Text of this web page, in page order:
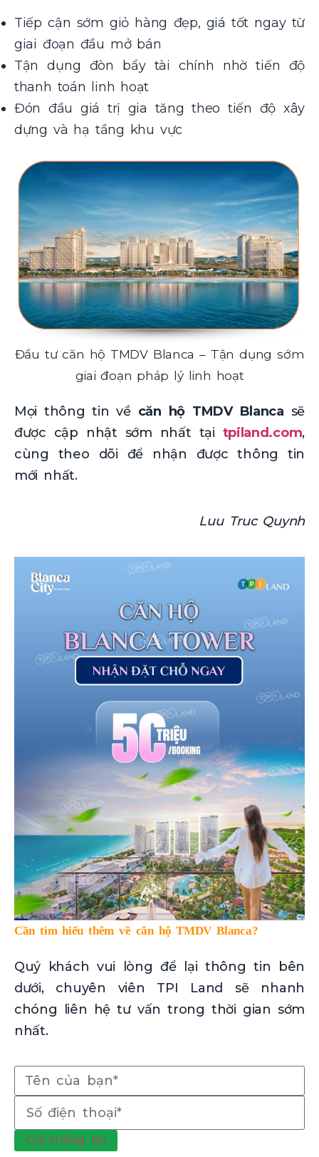
Tiếp cận sớm giỏ hàng đẹp, giá tốt ngay từ
giai đoạn đầu mở bán
Tận dụng đòn bẩy tài chính nhờ tiến độ
thanh toán linh hoạt
Đón đầu giá trị gia tăng theo tiến độ xây
dựng và hạ tầng khu vực
Đầu tư căn hộ TMDV Blanca – Tận dụng sớm
giai đoạn pháp lý linh hoạt
Mọi thông tin về căn hộ TMDV Blanca sẽ
được cập nhật sớm nhất tại tpiland.com,
cùng theo dõi để nhận được thông tin
mới nhất.
Luu Truc Quynh
Cần tìm hiểu thêm về căn hộ TMDV Blanca?
Quý khách vui lòng để lại thông tin bên
dưới, chuyên viên TPI Land sẽ nhanh
chóng liên hệ tư vấn trong thời gian sớm
nhất.
Gửi thông tin